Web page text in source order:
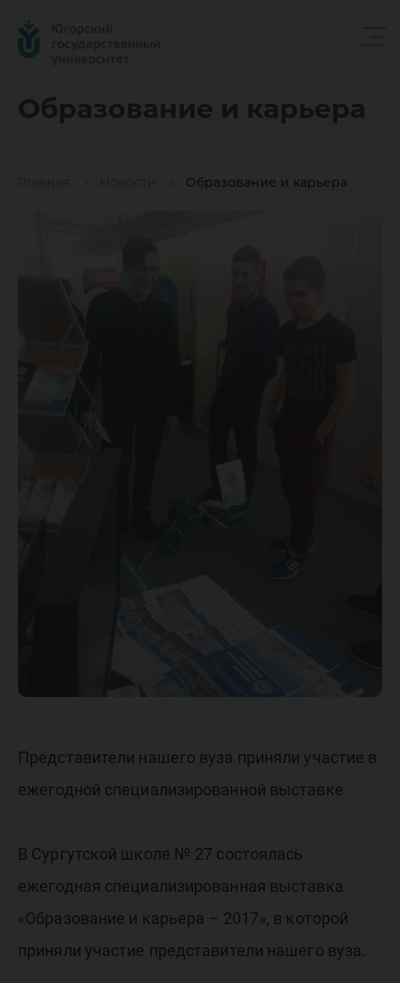
Образование и карьера
Образование и карьера
и
Представители нашего вуза приняли участие в
ежегодной специализированной выставке
В Сургутской школе № 27 состоялась
ежегодная специализированная выставка
«Образование и карьера – 2017», в которой
приняли участие представители нашего вуза.